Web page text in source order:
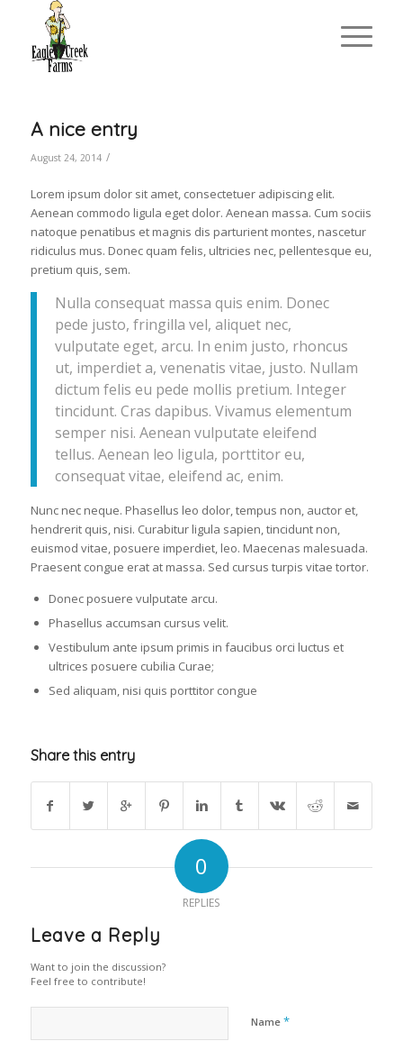
A nice entry
August 24, 2014 /
Lorem ipsum dolor sit amet, consectetuer adipiscing elit.
Aenean commodo ligula eget dolor. Aenean massa. Cum sociis
natoque penatibus et magnis dis parturient montes, nascetur
ridiculus mus. Donec quam felis, ultricies nec, pellentesque eu,
pretium quis, sem.
Nulla consequat massa quis enim. Donec
pede justo, fringilla vel, aliquet nec,
vulputate eget, arcu. In enim justo, rhoncus
ut, imperdiet a, venenatis vitae, justo. Nullam
dictum felis eu pede mollis pretium. Integer
tincidunt. Cras dapibus. Vivamus elementum
semper nisi. Aenean vulputate eleifend
tellus. Aenean leo ligula, porttitor eu,
consequat vitae, eleifend ac, enim.
Nunc nec neque. Phasellus leo dolor, tempus non, auctor et,
hendrerit quis, nisi. Curabitur ligula sapien, tincidunt non,
euismod vitae, posuere imperdiet, leo. Maecenas malesuada.
Praesent congue erat at massa. Sed cursus turpis vitae tortor.
Donec posuere vulputate arcu.
Phasellus accumsan cursus velit.
Vestibulum ante ipsum primis in faucibus orci luctus et
ultrices posuere cubilia Curae;
Sed aliquam, nisi quis porttitor congue
Share this entry
0
REPLIES
Leave a Reply
Want to join the discussion?
Feel free to contribute!
Name *